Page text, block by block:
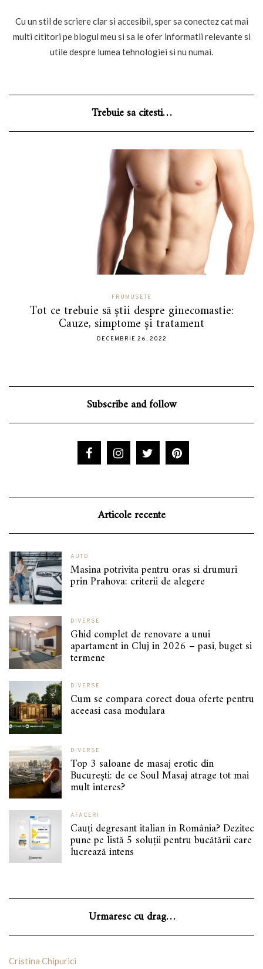
Cu un stil de scriere clar si accesibil, sper sa conectez cat mai
multi cititori pe blogul meu si sa le ofer informatii relevante si
utile despre lumea tehnologiei si nu numai.
Trebuie sa citesti…
FRUMUSETE
Tot ce trebuie să știi despre ginecomastie:
Cauze, simptome și tratament
DECEMBRIE 26, 2022
Subscribe and follow
Articole recente
AUTO
Masina potrivita pentru oras si drumuri
prin Prahova: criterii de alegere
DIVERSE
Ghid complet de renovare a unui
apartament in Cluj in 2026 – pasi, buget si
termene
DIVERSE
Cum se compara corect doua oferte pentru
aceeasi casa modulara
DIVERSE
Top 3 saloane de masaj erotic din
București: de ce Soul Masaj atrage tot mai
mult interes?
AFACERI
Cauți degresant italian în România? Dezitec
pune pe listă 5 soluții pentru bucătării care
lucrează intens
Urmaresc cu drag…
Cristina Chipurici